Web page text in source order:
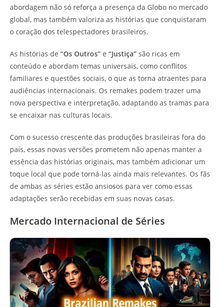
abordagem não só reforça a presença da Globo no mercado
global, mas também valoriza as histórias que conquistaram
o coração dos telespectadores brasileiros.
As histórias de “Os Outros” e “Justiça” são ricas em
conteúdo e abordam temas universais, como conflitos
familiares e questões sociais, o que as torna atraentes para
audiências internacionais. Os remakes podem trazer uma
nova perspectiva e interpretação, adaptando as tramas para
se encaixar nas culturas locais.
Com o sucesso crescente das produções brasileiras fora do
país, essas novas versões prometem não apenas manter a
essência das histórias originais, mas também adicionar um
toque local que pode torná-las ainda mais relevantes. Os fãs
de ambas as séries estão ansiosos para ver como essas
adaptações serão recebidas em suas novas casas.
Mercado Internacional de Séries